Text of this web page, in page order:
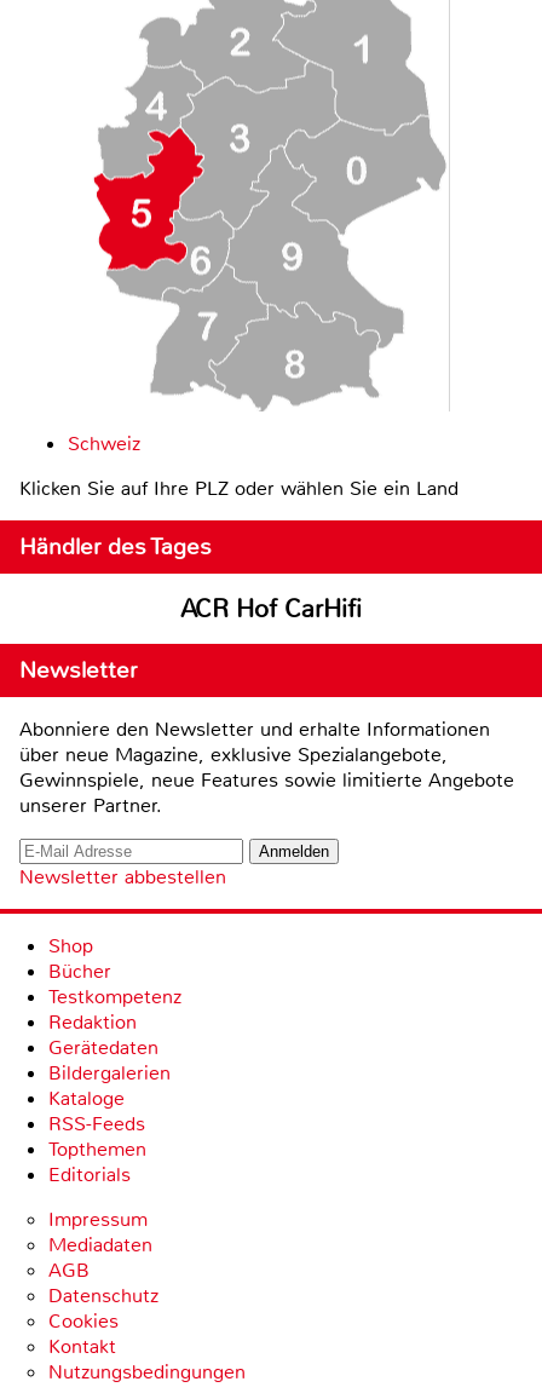
Schweiz
Klicken Sie auf Ihre PLZ oder wählen Sie ein Land
Händler des Tages
ACR Hof CarHifi
Newsletter
Abonniere den Newsletter und erhalte Informationen
über neue Magazine, exklusive Spezialangebote,
Gewinnspiele, neue Features sowie limitierte Angebote
unserer Partner.
Newsletter abbestellen
Shop
Bücher
Testkompetenz
Redaktion
Gerätedaten
Bildergalerien
Kataloge
RSS-Feeds
Topthemen
Editorials
Impressum
Mediadaten
AGB
Datenschutz
Cookies
Kontakt
Nutzungsbedingungen